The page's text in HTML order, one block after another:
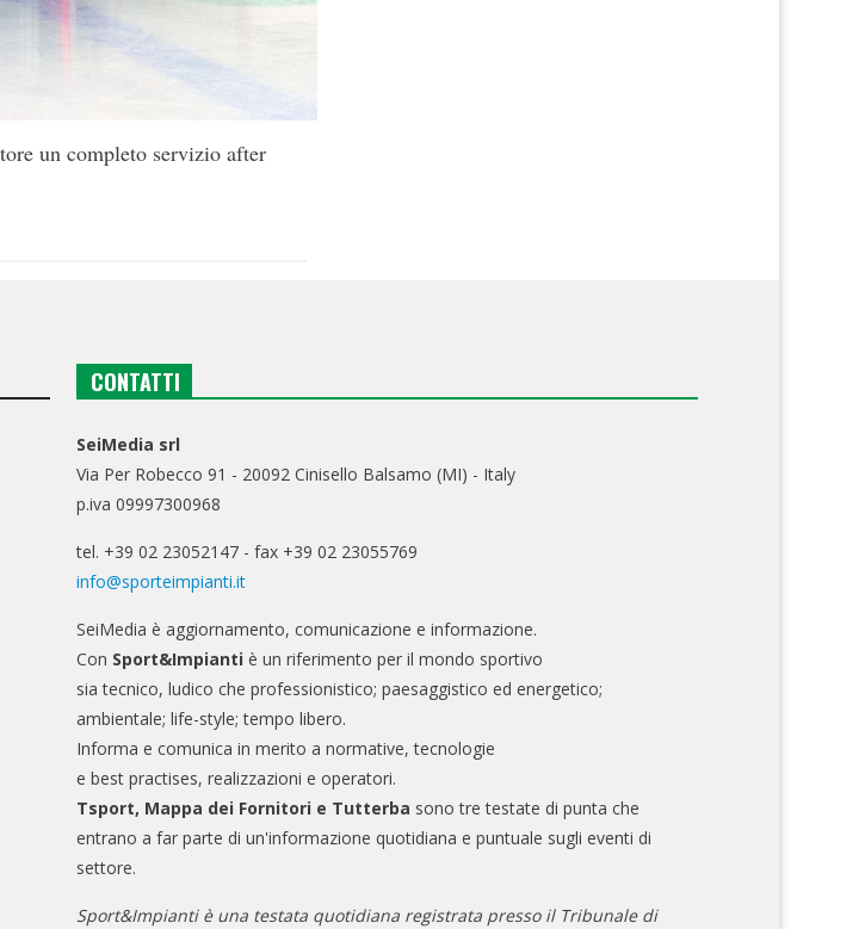
un completo servizio after
CONTATTI
SeiMedia srl
Via Per Robecco 91 - 20092 Cinisello Balsamo (MI) - Italy
p.iva 09997300968
tel. +39 02 23052147 - fax +39 02 23055769
info@sporteimpianti.it
SeiMedia è aggiornamento, comunicazione e informazione.
Con Sport&Impianti è un riferimento per il mondo sportivo
sia tecnico, ludico che professionistico; paesaggistico ed energetico;
ambientale; life-style; tempo libero.
Informa e comunica in merito a normative, tecnologie
e best practises, realizzazioni e operatori.
Tsport, Mappa dei Fornitori e Tutterba sono tre testate di punta che
entrano a far parte di un'informazione quotidiana e puntuale sugli eventi di
settore.
Sport&Impianti è una testata quotidiana registrata presso il Tribunale di